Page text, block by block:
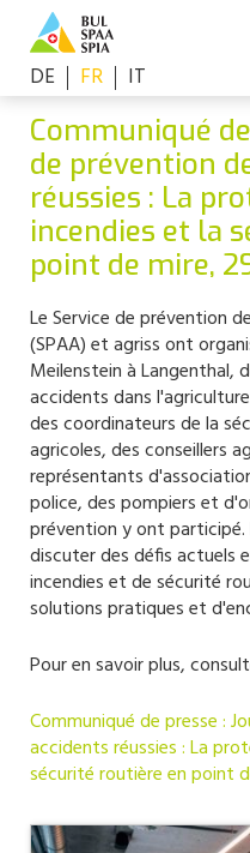
DE FR IT
Communiqué
de prévention
réussies : La
incendies et la
point de mire,
Le Service de prévention
(SPAA) et agriss ont
Meilenstein à Langenthal,
accidents dans
des coordinateurs de la
agricoles, des conseillers
représentants
police, des pompiers et
prévention y ont participé.
discuter des défis actuels
incendies et de sécurité
solutions pratiques et
Pour en savoir plus,
Communiqué de presse :
accidents réussies : La
sécurité routière en point